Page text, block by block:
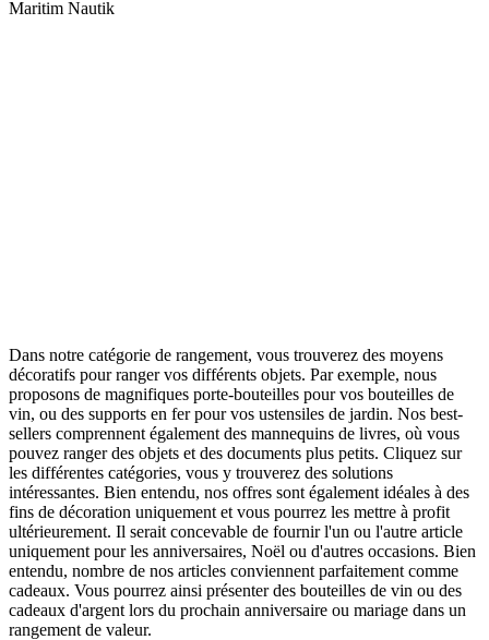
Dans notre catégorie de rangement, vous trouverez des moyens
décoratifs pour ranger vos différents objets. Par exemple, nous
proposons de magnifiques porte-bouteilles pour vos bouteilles de
vin, ou des supports en fer pour vos ustensiles de jardin. Nos best-
sellers comprennent également des mannequins de livres, où vous
pouvez ranger des objets et des documents plus petits. Cliquez sur
les différentes catégories, vous y trouverez des solutions
intéressantes. Bien entendu, nos offres sont également idéales à des
fins de décoration uniquement et vous pourrez les mettre à profit
ultérieurement. Il serait concevable de fournir l'un ou l'autre article
uniquement pour les anniversaires, Noël ou d'autres occasions. Bien
entendu, nombre de nos articles conviennent parfaitement comme
cadeaux. Vous pourrez ainsi présenter des bouteilles de vin ou des
cadeaux d'argent lors du prochain anniversaire ou mariage dans un
rangement de valeur.